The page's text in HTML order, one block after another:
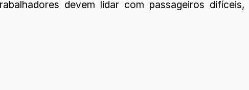
devem lidar com passageiros difíceis,